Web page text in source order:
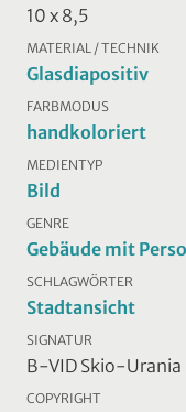
10 x 8,5
MATERIAL / TECHNIK
Glasdiapositiv
FARBMODUS
handkoloriert
MEDIENTYP
Bild
GENRE
Gebäude mit
SCHLAGWÖRTER
Stadtansicht
SIGNATUR
B-VID Skio-Urania
COPYRIGHT